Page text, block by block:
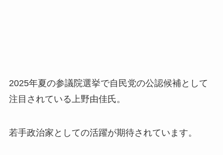
2025年夏の参議院選挙で自民党の公認候補として
注目されている上野由佳氏。
若手政治家としての活躍が期待されています。